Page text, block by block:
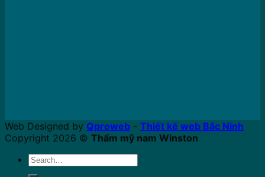
Web Designed by Qproweb - Thiết kế web Bắc Ninh
Copyright 2026 © Thẩm mỹ nam Winston
Search
for: